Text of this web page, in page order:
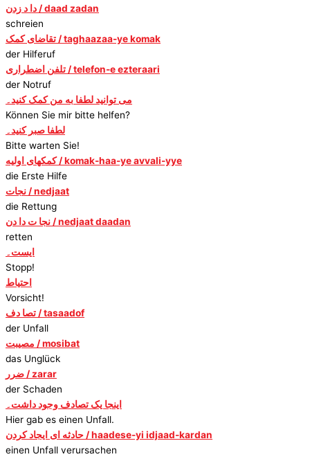
دا د زدن / daad zadan
schreien
تقاضای کمک / taghaazaa-ye komak
der Hilferuf
تلفن اضطراری / telefon-e ezteraari
der Notruf
می توانید لطفا به من کمک کنید۔
Können Sie mir bitte helfen?
لطفا صبر کنید۔
Bitte warten Sie!
کمکهای اولیه / komak-haa-ye avvali-yye
die Erste Hilfe
نجات / nedjaat
die Rettung
نجا ت دا دن / nedjaat daadan
retten
ایست۔
Stopp!
احتیاط
Vorsicht!
تصا دف / tasaadof
der Unfall
مصیبت / mosibat
das Unglück
ضرر / zarar
der Schaden
اینجا یک تصادف وجود داشت۔
Hier gab es einen Unfall.
حادثه ای ایجاد کردن / haadese-yi idjaad-kardan
einen Unfall verursachen